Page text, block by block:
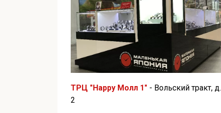
ТРЦ "Happy Молл 1" - Вольский тракт, д.
2